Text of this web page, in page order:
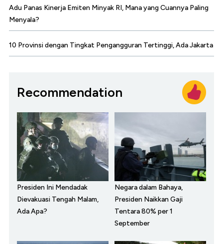
Adu Panas Kinerja Emiten Minyak RI, Mana yang Cuannya Paling
Menyala?
10 Provinsi dengan Tingkat Pengangguran Tertinggi, Ada Jakarta
Recommendation
Presiden Ini Mendadak
Dievakuasi Tengah Malam,
Ada Apa?
Negara dalam Bahaya,
Presiden Naikkan Gaji
Tentara 80% per 1
September